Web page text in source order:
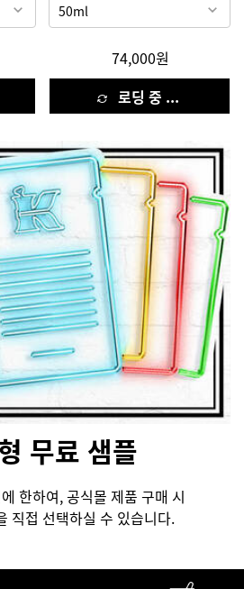
74,000원
로딩 중 ...
무료 샘플
한하여, 공식몰 제품 구매 시
직접 선택하실 수 있습니다.